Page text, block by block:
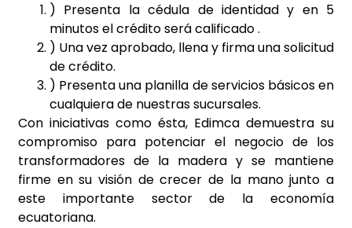
) Presenta la cédula de identidad y en 5
minutos el crédito será calificado .
) Una vez aprobado, llena y firma una solicitud
de crédito.
) Presenta una planilla de servicios básicos en
cualquiera de nuestras sucursales.
Con iniciativas como ésta, Edimca demuestra su
compromiso para potenciar el negocio de los
transformadores de la madera y se mantiene
firme en su visión de crecer de la mano junto a
este importante sector de la economía
ecuatoriana.